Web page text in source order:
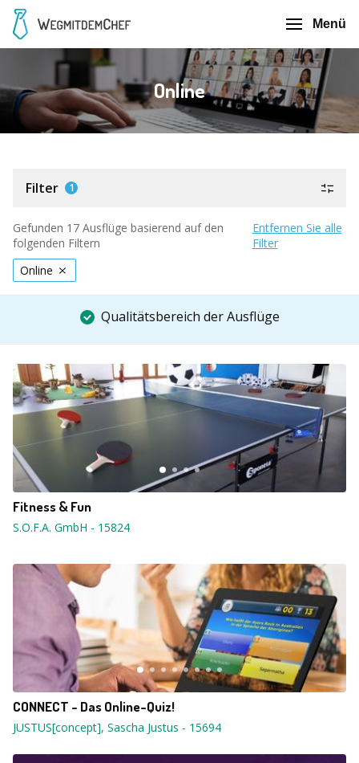
Menü
Online
Filter 1
Gefunden 17 Ausflüge basierend auf den
folgenden Filtern
Entfernen Sie alle
Filter
Online
Qualitätsbereich der Ausflüge
Fitness & Fun
S.O.F.A. GmbH - 15824
CONNECT - Das Online-Quiz!
JUSTUS[concept], Sascha Justus - 15694